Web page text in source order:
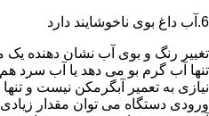
6.آب داغ بوی ناخوشایند دارد
تغییر رنگ و بوی آب نشان دهنده
تنها آب گرم بو می دهد یا آب سرد
نیازی به تعمیر آبگرمکن نیست و
ورودی دستگاه می توان مقدار